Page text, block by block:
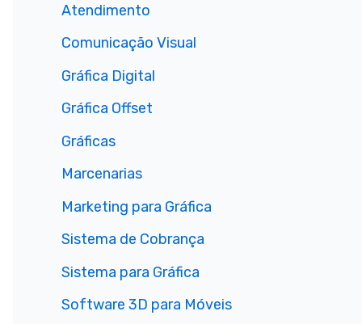
Atendimento
Comunicação Visual
Gráfica Digital
Gráfica Offset
Gráficas
Marcenarias
Marketing para Gráfica
Sistema de Cobrança
Sistema para Gráfica
Software 3D para Móveis